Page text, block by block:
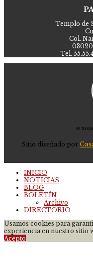
Templo de
Col.
Tel.
©
Sitio diseñado por
INICIO
NOTICIAS
BLOG
BOLETÍN
Archivo
DIRECTORIO
Usamos cookies para
experiencia en nuestro sitio
Acepto